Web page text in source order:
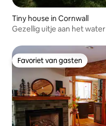
Tiny house in Cornwall
Gezellig uitje aan het water
Favoriet van gasten
Favoriet van gasten